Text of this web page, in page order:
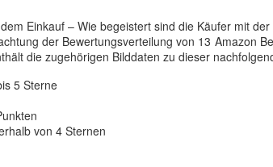
Einkauf – Wie begeistert sind die Käufer mit
der Bewertungsverteilung von 13 Amazon
die zugehörigen Bilddaten zu dieser
5 Sterne
von 4 Sternen